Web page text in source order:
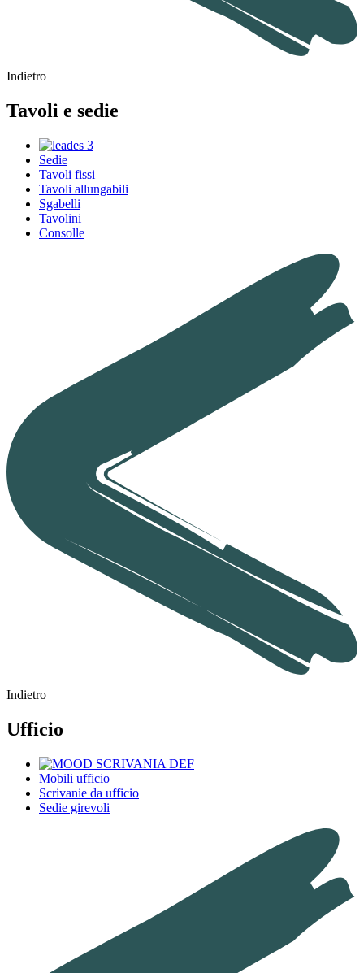
Indietro
Tavoli e sedie
Sedie
Tavoli fissi
Tavoli allungabili
Sgabelli
Tavolini
Consolle
Indietro
Ufficio
Mobili ufficio
Scrivanie da ufficio
Sedie girevoli